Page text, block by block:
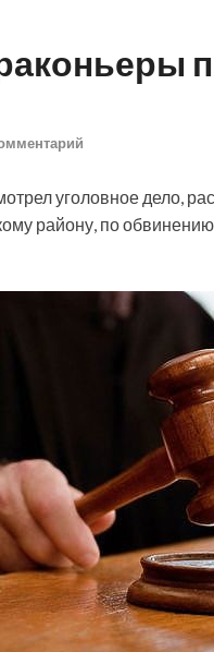
уголовное дело,
району, по